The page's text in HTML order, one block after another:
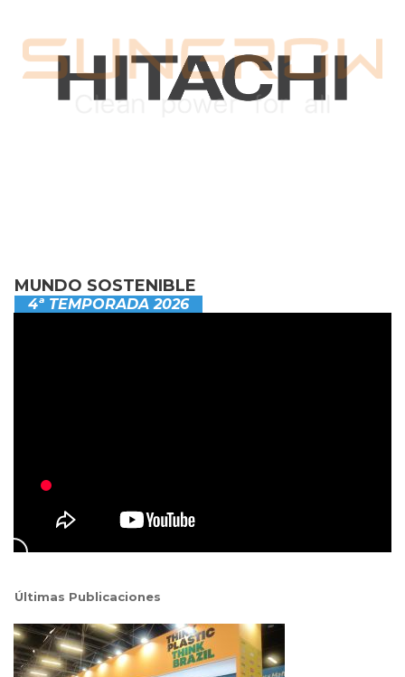
MUNDO SOSTENIBLE
4ª TEMPORADA 2026
Últimas Publicaciones